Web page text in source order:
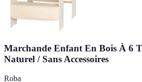
Marchande Enfant En Bois À 6
Naturel / Sans Accessoires
Roba